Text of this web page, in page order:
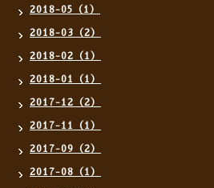
2018-05（1）
2018-03（2）
2018-02（1）
2018-01（1）
2017-12（2）
2017-11（1）
2017-09（2）
2017-08（1）